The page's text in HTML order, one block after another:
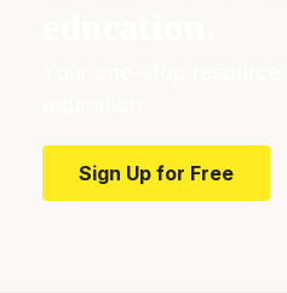
Sign Up for Free